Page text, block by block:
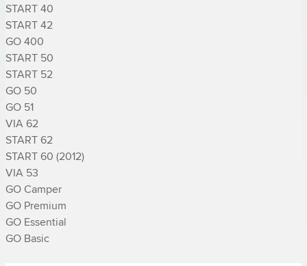
START 40
START 42
GO 400
START 50
START 52
GO 50
GO 51
VIA 62
START 62
START 60 (2012)
VIA 53
GO Camper
GO Premium
GO Essential
GO Basic